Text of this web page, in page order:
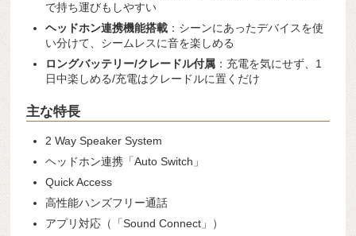
で持ち運びもしやすい
ヘッドホン連携機能搭載 ：シーンにあったデバイスを使
い分けて、シームレスに音を楽しめる
ロングバッテリー/クレードル付属 ：充電を気にせず、1
日中楽しめる/充電はクレードルに置くだけ
主な特長
2 Way Speaker System
ヘッドホン連携「Auto Switch」
Quick Access
高性能ハンズフリー通話
アプリ対応（「Sound Connect」）